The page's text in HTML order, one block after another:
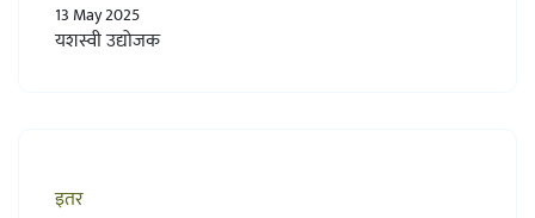
13 May 2025
यशस्वी उद्योजक
इतर